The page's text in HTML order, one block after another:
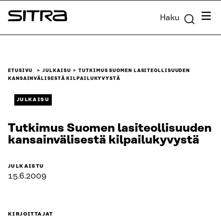
Siirry
suoraan
Sitra Haku
ETUSIVU JULKAISU
TUTKIMUS SUOMEN LASITEOLLISUUDEN
KANSAINVÄLISESTÄ KILPAILUKYVYSTÄ
JULKAISU
Tutkimus Suomen lasiteollisuuden
kansainvälisestä kilpailukyvystä
JULKAISTU
15.6.2009
KIRJOITTAJAT